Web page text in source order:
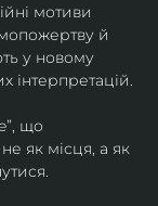
мотиви
й
у новому
інтерпретацій.
що
як місця, а як